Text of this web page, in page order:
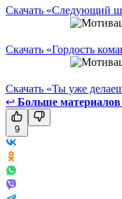
Скачать «Следующий
Скачать «Гордость
Скачать «Ты уже
↩ Больше
9